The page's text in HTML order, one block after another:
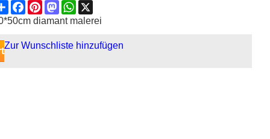
ShareFacebook
PinterestMastodonWhatsApp
diamant malerei
Zur Wunschliste hinzufügen